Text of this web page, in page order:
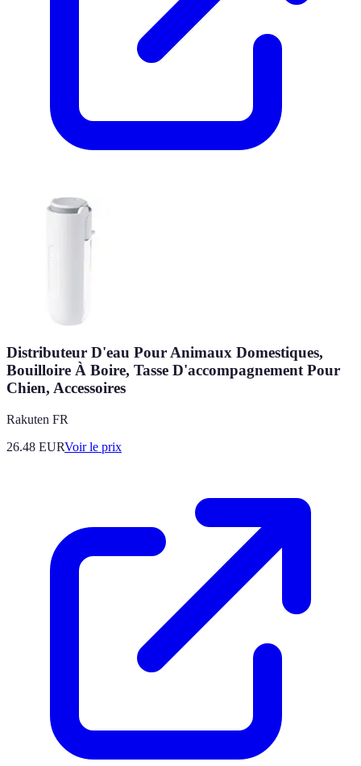
Distributeur D'eau Pour Animaux Domestiques,
Bouilloire À Boire, Tasse D'accompagnement Pour
Chien, Accessoires
Rakuten FR
26.48 EURVoir le prix